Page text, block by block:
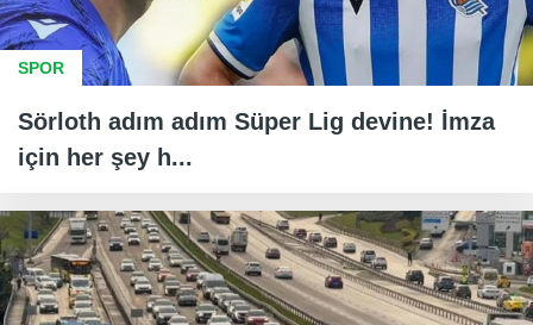
SPOR
Sörloth adım adım Süper Lig devine! İmza
için her şey h...